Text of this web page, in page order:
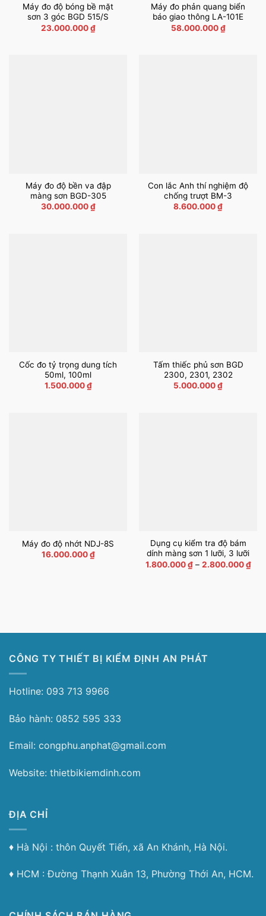
Máy đo độ bóng bề mặt
sơn 3 góc BGD 515/S
23.000.000₫
Máy đo phản quang biển
báo giao thông LA-101E
58.000.000₫
Máy đo độ bền va đập
màng sơn BGD-305
30.000.000₫
Con lắc Anh thí nghiệm độ
chống trượt BM-3
8.600.000₫
Cốc đo tỷ trọng dung tích
50ml, 100ml
1.500.000₫
Tấm thiếc phủ sơn BGD
2300, 2301, 2302
5.000.000₫
Máy đo độ nhớt NDJ-8S
16.000.000₫
Dụng cụ kiểm tra độ bám
dính màng sơn 1 lưỡi, 3 lưỡi
1.800.000₫ – 2.800.000₫
giá:
CÔNG TY THIẾT BỊ KIỂM ĐỊNH AN PHÁT
Hotline: 093 713 9966
Bảo hành: 0852 595 333
Email: congphu.anphat@gmail.com
Website: thietbikiemdinh.com
ĐỊA CHỈ
♦︎ Hà Nội : thôn Quyết Tiến, xã An Khánh, Hà Nội.
♦︎ HCM : Đường Thạnh Xuân 13, Phường Thới An, HCM.